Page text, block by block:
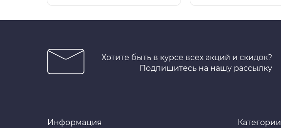
Хотите быть в курсе всех акций и скидок?
Подпишитесь на нашу рассылку
Информация Категории